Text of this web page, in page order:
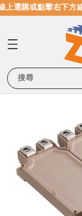
選購或點擊右下方
搜尋